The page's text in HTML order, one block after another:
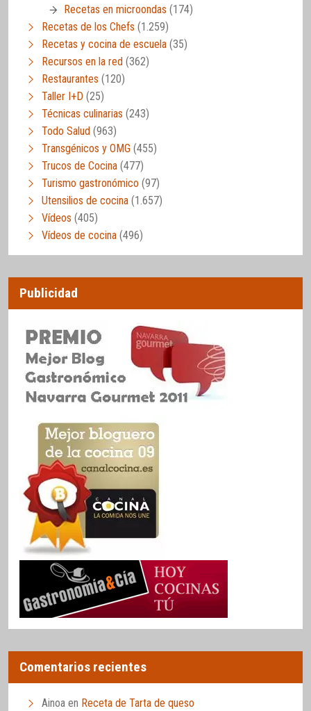
Recetas en microondas (174)
Recetas de los Chefs (1.259)
Recetas y cocina de escuela (35)
Recursos en la red (362)
Restaurantes (120)
Taller I+D (25)
Técnicas culinarias (243)
Todo Salud (963)
Transgénicos y OMG (455)
Trucos de Cocina (477)
Turismo gastronómico (97)
Utensilios de cocina (1.657)
Vídeos (405)
Vídeos de cocina (496)
Publicidad
Comentarios recientes
Ainoa en Receta de Tarta de queso